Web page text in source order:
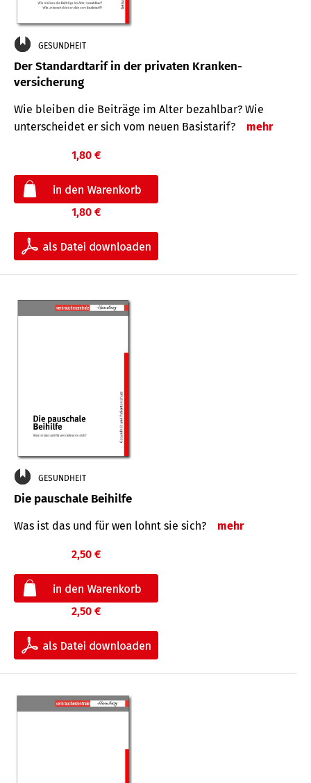
GESUNDHEIT
Der Standard­tarif in der privaten Kranken­
versicherung
Wie bleiben die Beiträge im Alter bezahlbar? Wie
unterscheidet er sich vom neuen Basistarif?
mehr
1,80 €
1,80 €
GESUNDHEIT
Die pauschale Beihilfe
Was ist das und für wen lohnt sie sich? mehr
2,50 €
2,50 €